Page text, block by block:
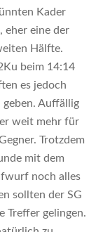
Kader
eher eine der
Hälfte.
beim 14:14
es jedoch
geben. Auffällig
weit mehr für
Trotzdem
mit dem
noch alles
sollten der SG
Treffer gelingen.